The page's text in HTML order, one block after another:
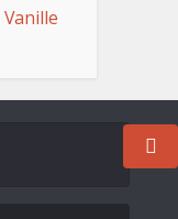
Vanille